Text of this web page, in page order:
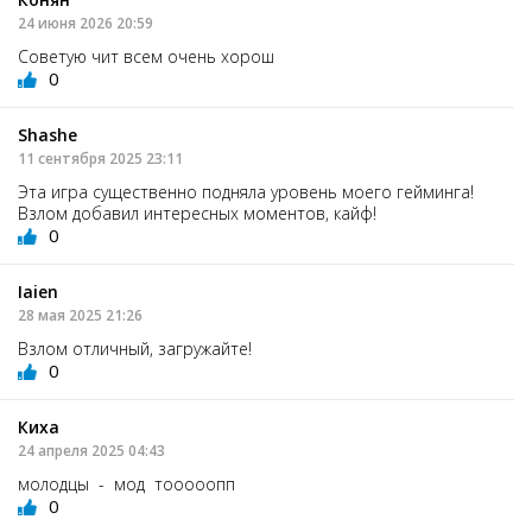
24 июня 2026 20:59
Советую чит всем очень хорош
0
Shashe
11 сентября 2025 23:11
Эта игра существенно подняла уровень моего гейминга!
Взлом добавил интересных моментов, кайф!
0
Iaien
28 мая 2025 21:26
Взлом отличный, загружайте!
0
Киха
24 апреля 2025 04:43
молодцы - мод тооооопп
0